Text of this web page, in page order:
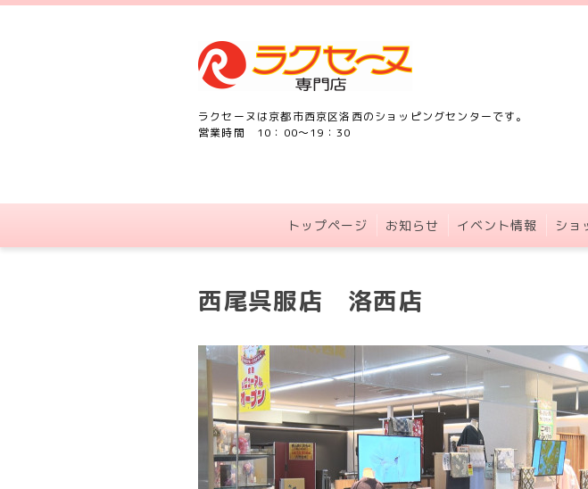
ラクセーヌは京都市西京区洛西のショッピングセンターです。
営業時間 10：00～19：30
トップページ お知らせ イベント情報 ショ
西尾呉服店 洛西店